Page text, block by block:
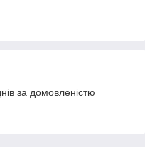
за домовленістю